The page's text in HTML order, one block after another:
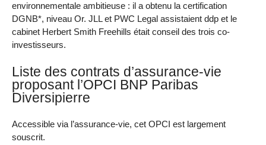
environnementale ambitieuse : il a obtenu la certification
DGNB*, niveau Or. JLL et PWC Legal assistaient ddp et le
cabinet Herbert Smith Freehills était conseil des trois co-
investisseurs.
Liste des contrats d’assurance-vie
proposant l’OPCI BNP Paribas
Diversipierre
Accessible via l’assurance-vie, cet OPCI est largement
souscrit.